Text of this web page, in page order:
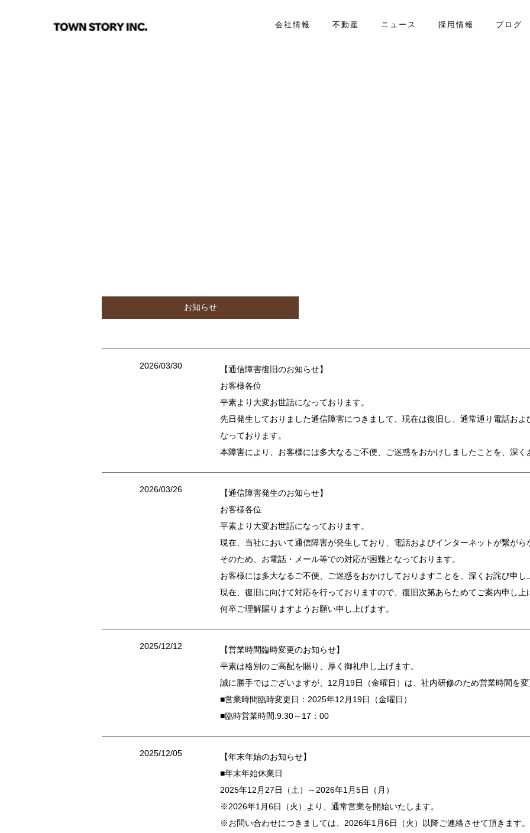
会社情報 不動産 ニュース 採用情報 ブログ
お知らせ
2026/03/30
【通信障害復旧のお知らせ】
お客様各位
平素より大変お世話になっております。
先日発生しておりました通信障害につきまして、現在は復旧し、通常通り電話お
なっております。
本障害により、お客様には多大なるご不便、ご迷惑をおかけしましたことを、深く
2026/03/26
【通信障害発生のお知らせ】
お客様各位
平素より大変お世話になっております。
現在、当社において通信障害が発生しており、電話およびインターネットが繋がら
そのため、お電話・メール等での対応が困難となっております。
お客様には多大なるご不便、ご迷惑をおかけしておりますことを、深くお詫び申し
現在、復旧に向けて対応を行っておりますので、復旧次第あらためてご案内申し上
何卒ご理解賜りますようお願い申し上げます。
2025/12/12
【営業時間臨時変更のお知らせ】
平素は格別のご高配を賜り、厚く御礼申し上げます。
誠に勝手ではございますが、12月19日（金曜日）は、社内研修のため営業時間を変
■営業時間臨時変更日：2025年12月19日（金曜日）
■臨時営業時間:9:30～17：00
2025/12/05
【年末年始のお知らせ】
■年末年始休業日
2025年12月27日（土）～2026年1月5日（月）
※2026年1月6日（火）より、通常営業を開始いたします。
※お問い合わせにつきましては、2026年1月6日（火）以降ご連絡させて頂きます。